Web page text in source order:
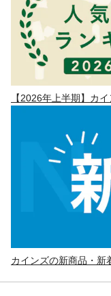
【2026年上半期】カ
カインズの新商品・新